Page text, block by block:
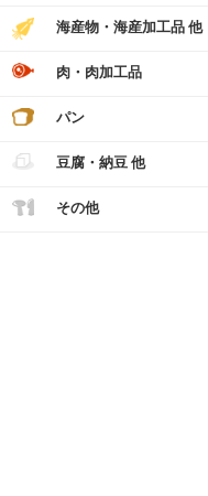
海産物・海産加工品 他
肉・肉加工品
パン
豆腐・納豆 他
その他